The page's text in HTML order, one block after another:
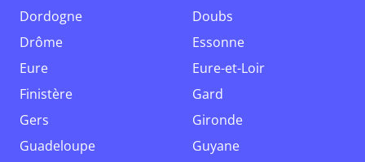
Dordogne
Doubs
Drôme
Essonne
Eure
Eure-et-Loir
Finistère
Gard
Gers
Gironde
Guadeloupe
Guyane